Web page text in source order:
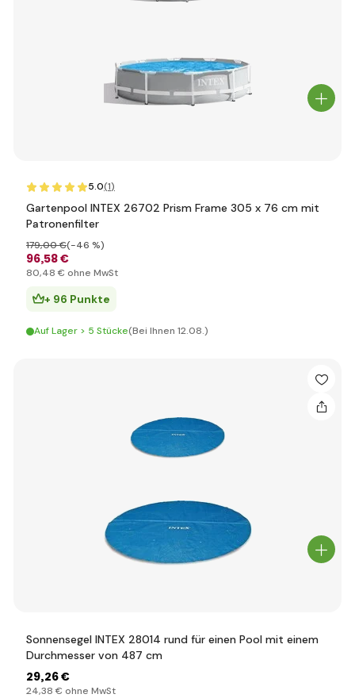
5.0(1)
Gartenpool INTEX 26702 Prism Frame 305 x 76 cm mit
Patronenfilter
96,58 €
179,00 €(-46 %)
80,48 € ohne MwSt
+ 96 Punkte
Auf Lager > 5 Stücke(Bei Ihnen 12.08.)
Sonnensegel INTEX 28014 rund für einen Pool mit einem
Durchmesser von 487 cm
29,26 €
24,38 € ohne MwSt